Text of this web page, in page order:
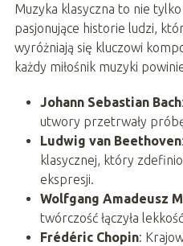
Muzyka klasyczna to nie
pasjonujące historie ludzi,
wyróżniają się kluczowi
każdy miłośnik muzyki
Johann Sebastian Bach
utwory przetrwały
Ludwig van Beethoven
klasycznej, który
ekspresji.
Wolfgang Amadeusz
twórczość łączyła
Frédéric Chopin: